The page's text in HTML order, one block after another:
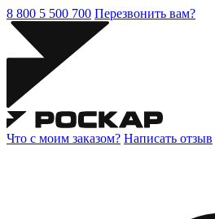
8 800 5 500 700 Перезвонить вам?
Что с моим заказом? Написать отзыв